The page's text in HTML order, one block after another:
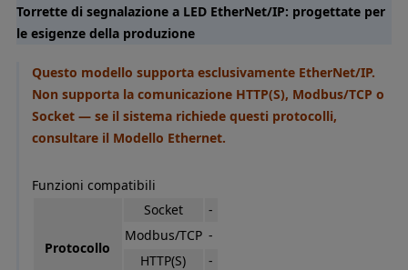
Torrette di segnalazione a LED EtherNet/IP: progettate per
le esigenze della produzione
Questo modello supporta esclusivamente EtherNet/IP.
Non supporta la comunicazione HTTP(S), Modbus/TCP o
Socket — se il sistema richiede questi protocolli,
consultare il Modello Ethernet.
Funzioni compatibili
Protocollo
Socket
-
Modbus/TCP -
HTTP(S)
‐